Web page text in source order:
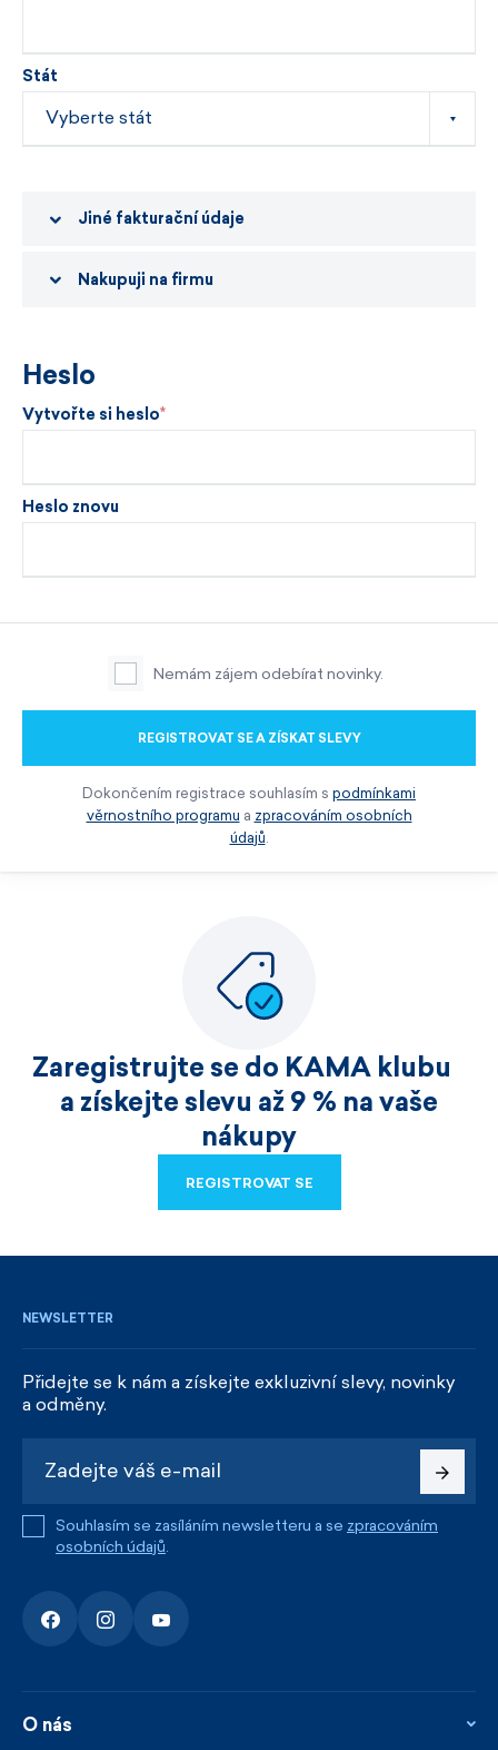
Stát
Jiné fakturační údaje
Nakupuji na firmu
Heslo
Vytvořte si heslo
Heslo znovu
Nemám zájem odebírat novinky.
REGISTROVAT SE A ZÍSKAT SLEVY
Dokončením registrace souhlasím s podmínkami
věrnostního programu a zpracováním osobních
údajů.
Zaregistrujte se do KAMA klubu
a získejte slevu až 9 % na vaše
nákupy
REGISTROVAT SE
NEWSLETTER
Přidejte se k nám a získejte exkluzivní slevy, novinky
a odměny.
Souhlasím se zasíláním newsletteru a se zpracováním
osobních údajů.
O nás